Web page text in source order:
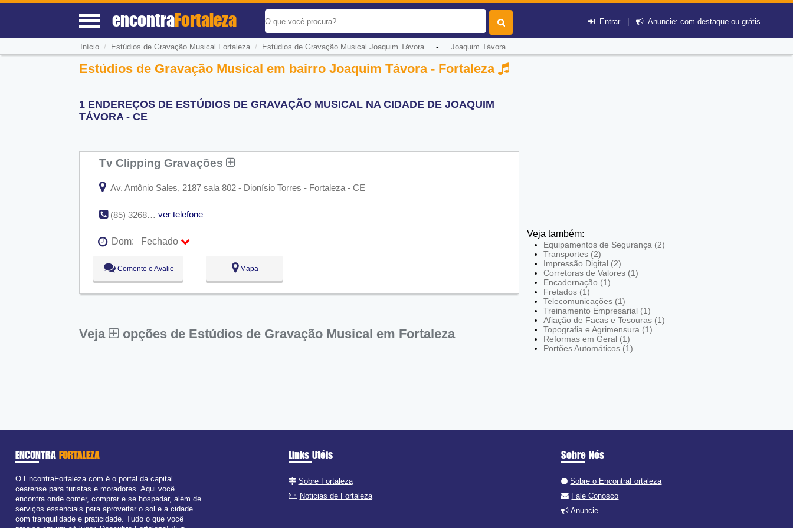
encontraFortaleza Entrar| Anuncie: com destaqueou grátis
Início / Estúdios de Gravação Musical Fortaleza/ Estúdios de Gravação Musical Joaquim Távora- Joaquim Távora
Estúdios de Gravação Musical em bairro Joaquim Távora - Fortaleza
1 ENDEREÇOS DE ESTÚDIOS DE GRAVAÇÃO MUSICAL NA CIDADE DE JOAQUIM
TÁVORA - CE
Tv Clipping Gravações
Av. Antônio Sales, 2187 sala 802 - Dionísio Torres - Fortaleza - CE
(85) 3268-2557 ver telefone
Dom:
Fechado
Seg:
Ter:
09:00 - 18:00
Qua:
09:00 - 18:00
Qui:
09:00 - 18:00
Comente e Avalie Mapa
Veja opções de Estúdios de Gravação Musical em Fortaleza
Veja também:
Equipamentos de Segurança (2)
Transportes (2)
Impressão Digital (2)
Corretoras de Valores (1)
Encadernação (1)
Fretados (1)
Telecomunicações (1)
Treinamento Empresarial (1)
Afiação de Facas e Tesouras (1)
Topografia e Agrimensura (1)
Reformas em Geral (1)
Portões Automáticos (1)
ENCONTRA FORTALEZA
O EncontraFortaleza.com é o portal da capital
cearense para turistas e moradores. Aqui você
encontra onde comer, comprar e se hospedar, além de
serviços essenciais para aproveitar o sol e a cidade
com tranquilidade e praticidade. Tudo o que você
Links Utéis
Sobre Fortaleza
Noticias de Fortaleza
Sobre Nós
Sobre o EncontraFortaleza
Fale Conosco
Anuncie